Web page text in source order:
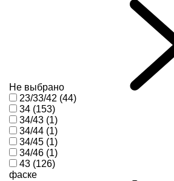
Не выбрано
23/33/42 (44)
34 (153)
34/43 (1)
34/44 (1)
34/45 (1)
34/46 (1)
43 (126)
фаске